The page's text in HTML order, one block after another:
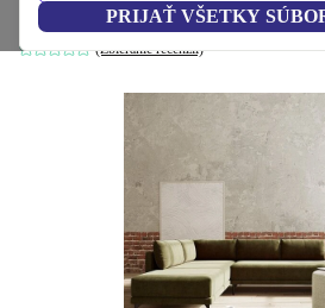
PRIJAŤ VŠETKY
olivengrün
(Zbieranie recenzií)